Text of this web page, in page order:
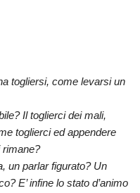
togliersi, come levarsi un
Il toglierci dei mali,
toglierci ed appendere
rimane?
un parlar figurato? Un
E’ infine lo stato d’animo